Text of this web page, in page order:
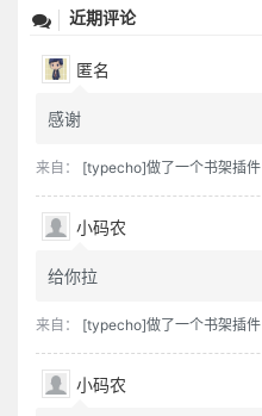
近期评论
匿名
感谢
来自： [typecho]做了一个书架插件
小码农
给你拉
来自： [typecho]做了一个书架插件
小码农